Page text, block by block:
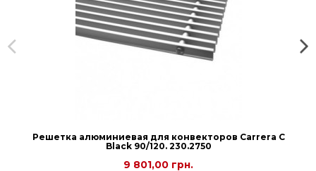
Решетка алюминиевая для конвекторов Carrera С
Black 90/120. 230.2750
9 801,00 грн.